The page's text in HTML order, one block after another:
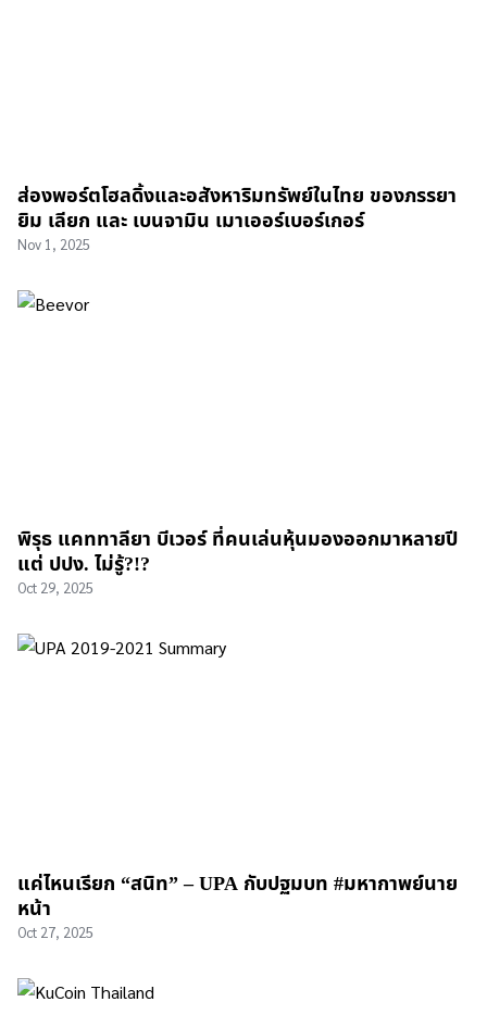
ส่องพอร์ตโฮลดิ้งและอสังหาริมทรัพย์ในไทย ของภรรยา
ยิม เลียก และ เบนจามิน เมาเออร์เบอร์เกอร์
Nov 1, 2025
พิรุธ แคททาลียา บีเวอร์ ที่คนเล่นหุ้นมองออกมาหลายปี
แต่ ปปง. ไม่รู้?!?
Oct 29, 2025
แค่ไหนเรียก “สนิท” – UPA กับปฐมบท #มหากาพย์นาย
หน้า
Oct 27, 2025